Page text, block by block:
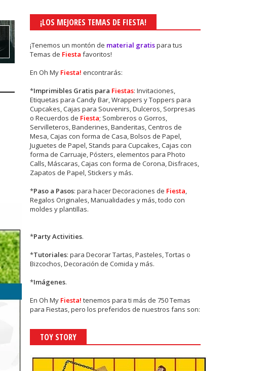
¡LOS MEJORES TEMAS DE FIESTA!
¡Tenemos un montón de material gratispara tus
Temas de Fiestafavoritos!
En Oh My Fiesta!encontrarás:
*Imprimibles Gratis para Fiestas: Invitaciones,
Etiquetas para Candy Bar, Wrappers y Toppers para
Cupcakes, Cajas para Souvenirs, Dulceros, Sorpresas
o Recuerdos de Fiesta; Sombreros o Gorros,
Servilleteros, Banderines, Banderitas, Centros de
Mesa, Cajas con forma de Casa, Bolsos de Papel,
Juguetes de Papel, Stands para Cupcakes, Cajas con
forma de Carruaje, Pósters, elementos para Photo
Calls, Máscaras, Cajas con forma de Corona, Disfraces,
Zapatos de Papel, Stickers y más.
*Paso a Pasos: para hacer Decoraciones de Fiesta,
Regalos Originales, Manualidades y más, todo con
moldes y plantillas.
*Party Activities.
*Tutoriales: para Decorar Tartas, Pasteles, Tortas o
Bizcochos, Decoración de Comida y más.
*Imágenes.
EnOh My Fiesta! tenemos para ti más de 750 Temas
para Fiestas, pero los preferidos de nuestros fans son:
TOY STORY